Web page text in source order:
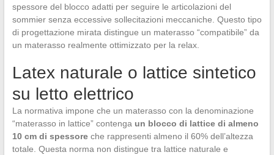
spessore del blocco adatti per seguire le articolazioni del
sommier senza eccessive sollecitazioni meccaniche. Questo tipo
di progettazione mirata distingue un materasso “compatibile” da
un materasso realmente ottimizzato per la relax.
Latex naturale o lattice sintetico
su letto elettrico
La normativa impone che un materasso con la denominazione
“materasso in lattice” contenga un blocco di lattice di almeno
10 cm di spessoreche rappresenti almeno il 60% dell’altezza
totale. Questa norma non distingue tra lattice naturale e